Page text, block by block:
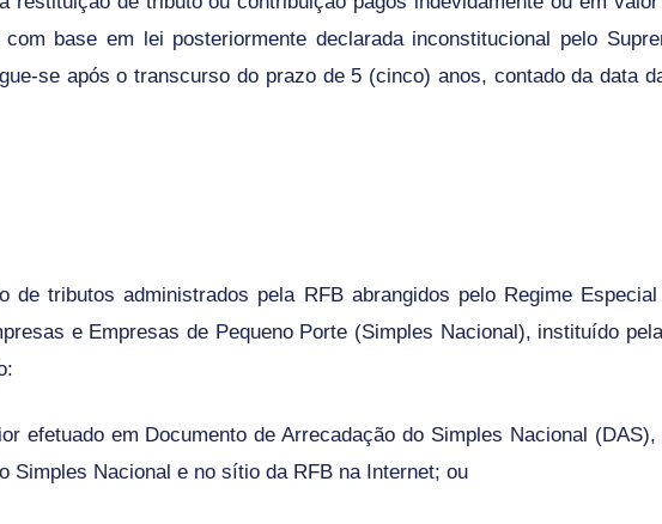
base em lei posteriormente declarada inconstitucional pelo
se após o transcurso do prazo de 5 (cinco) anos, contado da data
de tributos administrados pela RFB abrangidos pelo Regime
e Empresas de Pequeno Porte (Simples Nacional), instituído
efetuado em Documento de Arrecadação do Simples Nacional
Simples Nacional e no sítio da RFB na Internet; ou